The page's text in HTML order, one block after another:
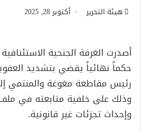
هيئة التحرير أكتوبر 28, 2025
أصدرت الغرفة الجنحية
حكماً نهائياً يقضي بتشديد
رئيس مقاطعة مغوغة والمنتمي
وذلك على خلفية متابعته في ملف
وإحداث تجزئات غير قانونية.